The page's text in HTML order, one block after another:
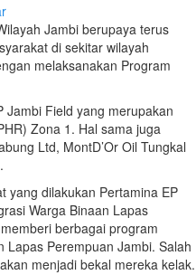
Jambi berupaya terus
di sekitar wilayah
melaksanakan Program
Jambi Field yang merupakan
Zona 1. Hal sama juga
Ltd, MontD’Or Oil Tungkal
yang dilakukan Pertamina EP
Warga Binaan Lapas
berbagai program
Perempuan Jambi. Salah
menjadi bekal mereka kelak.